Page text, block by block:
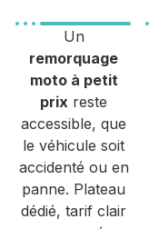
Un
remorquage
moto à petit
prix reste
accessible, que
le véhicule soit
accidenté ou en
panne. Plateau
dédié, tarif clair